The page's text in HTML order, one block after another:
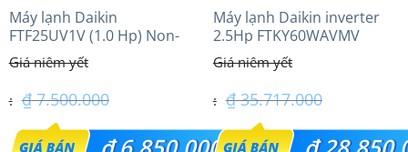
Máy lạnh Daikin
FTF25UV1V (1.0 Hp) Non-
inverter Thái lan
₫7.500.000
Giá
Máy lạnh Daikin inverter
2.5Hp FTKY60WAVMV
₫35.717.000
Giá